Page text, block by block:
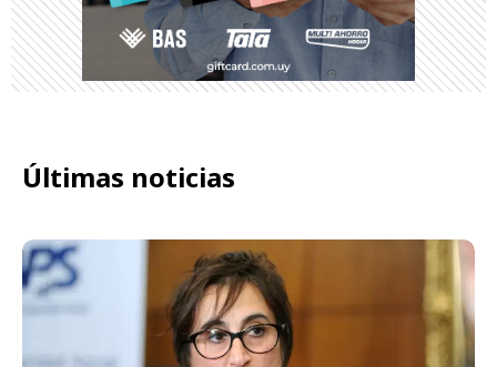
Últimas noticias